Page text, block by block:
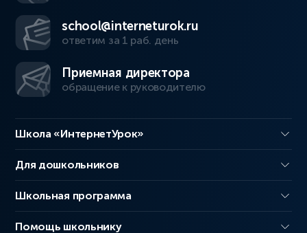
school@interneturok.ru
ответим за 1 раб. день
Приемная директора
обращение к руководителю
Школа «ИнтернетУрок»
Для дошкольников
Школьная программа
Помощь школьнику